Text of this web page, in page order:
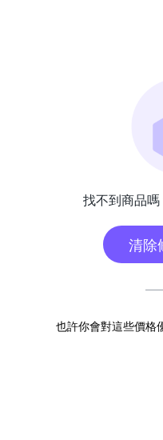
找不到商品嗎
清除
也許你會對這些價格